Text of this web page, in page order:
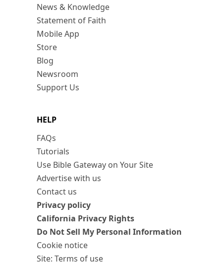
News & Knowledge
Statement of Faith
Mobile App
Store
Blog
Newsroom
Support Us
HELP
FAQs
Tutorials
Use Bible Gateway on Your Site
Advertise with us
Contact us
Privacy policy
California Privacy Rights
Do Not Sell My Personal Information
Cookie notice
Site: Terms of use